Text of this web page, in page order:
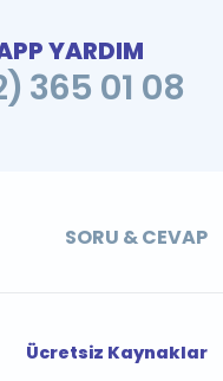
YARDIM
365 01 08
SORU & CEVAP
Ücretsiz Kaynaklar